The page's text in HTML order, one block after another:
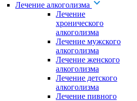
Лечение алкоголизма
Лечение
хронического
алкоголизма
Лечение мужского
алкоголизма
Лечение женского
алкоголизма
Лечение детского
алкоголизма
Лечение пивного